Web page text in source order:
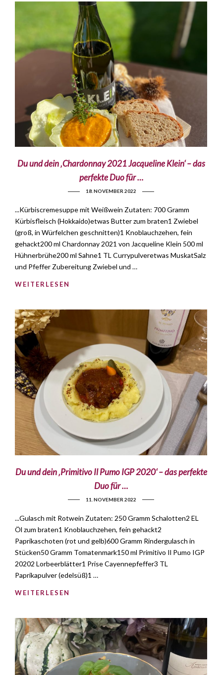
Du und dein ‚Chardonnay 2021 Jacqueline Klein‘ – das
perfekte Duo für …
18. NOVEMBER 2022
...Kürbiscremesuppe mit Weißwein Zutaten: 700 Gramm
Kürbisfleisch (Hokkaido)etwas Butter zum braten1 Zwiebel
(groß, in Würfelchen geschnitten)1 Knoblauchzehen, fein
gehackt200 ml Chardonnay 2021 von Jacqueline Klein 500 ml
Hühnerbrühe200 ml Sahne1 TL Currypulveretwas MuskatSalz
und Pfeffer Zubereitung Zwiebel und …
WEITERLESEN
Du und dein ‚Primitivo Il Pumo IGP 2020‘ – das perfekte
Duo für …
11. NOVEMBER 2022
...Gulasch mit Rotwein Zutaten: 250 Gramm Schalotten2 EL
Öl zum braten1 Knoblauchzehen, fein gehackt2
Paprikaschoten (rot und gelb)600 Gramm Rindergulasch in
Stücken50 Gramm Tomatenmark150 ml Primitivo Il Pumo IGP
20202 Lorbeerblätter1 Prise Cayennepfeffer3 TL
Paprikapulver (edelsüß)1 …
WEITERLESEN